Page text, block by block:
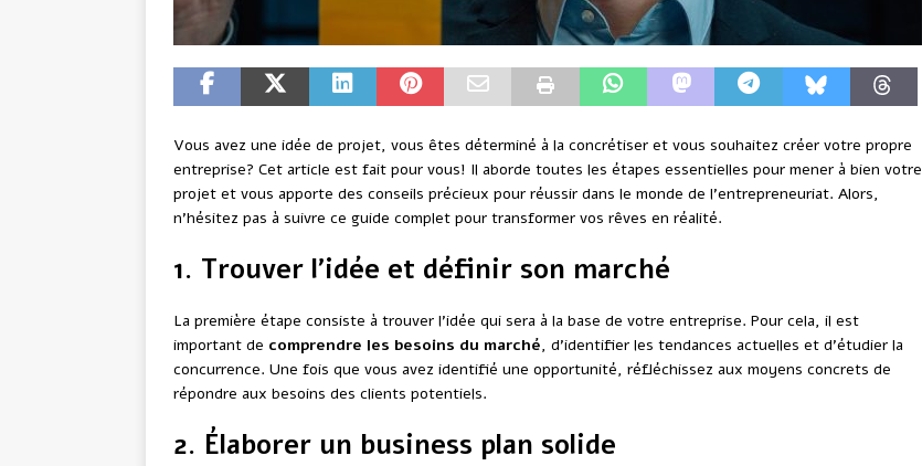
Vous avez une idée de projet, vous êtes déterminé à la concrétiser et vous souhaitez créer votre propre
entreprise? Cet article est fait pour vous! Il aborde toutes les étapes essentielles pour mener à bien votre
projet et vous apporte des conseils précieux pour réussir dans le monde de l’entrepreneuriat. Alors,
n’hésitez pas à suivre ce guide complet pour transformer vos rêves en réalité.
1. Trouver l’idée et définir son marché
La première étape consiste à trouver l’idée qui sera à la base de votre entreprise. Pour cela, il est
important de comprendre les besoins du marché, d’identifier les tendances actuelles et d’étudier la
concurrence. Une fois que vous avez identifié une opportunité, réfléchissez aux moyens concrets de
répondre aux besoins des clients potentiels.
2. Élaborer un business plan solide